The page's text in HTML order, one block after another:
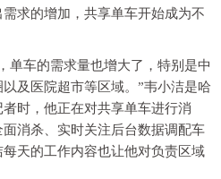
求的增加，共享单车开始成为不
单车的需求量也增大了，特别是中
及医院超市等区域。”韦小洁是哈
时，他正在对共享单车进行消
消杀、实时关注后台数据调配车
天的工作内容也让他对负责区域